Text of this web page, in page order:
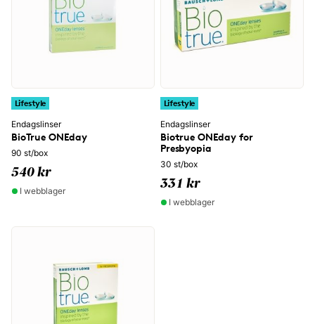
Lifestyle
Endagslinser
BioTrue ONEday
90 st/box
540 kr
I webblager
Lifestyle
Endagslinser
Biotrue ONEday for
Presbyopia
30 st/box
331 kr
I webblager